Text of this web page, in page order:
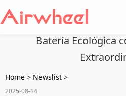
Batería Ecológica
Home > Newslist >
2025-08-14